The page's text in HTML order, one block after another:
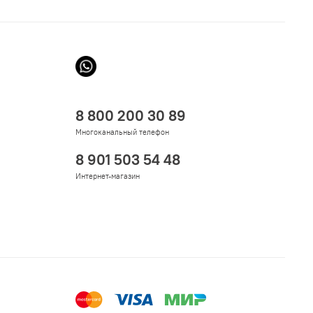
8 800 200 30 89
Многоканальный телефон
8 901 503 54 48
Интернет-магазин